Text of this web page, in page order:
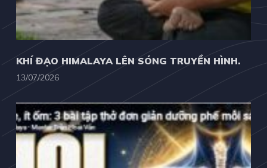
KHÍ ĐẠO HIMALAYA LÊN SÓNG TRUYỀN HÌNH.
13/07/2026